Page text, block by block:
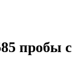
пробы с